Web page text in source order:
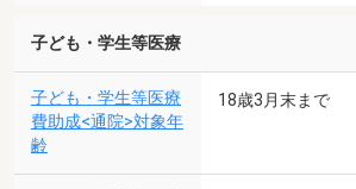
子ども・学生等医療
子ども・学生等医療
費助成<通院>対象年
齢
18歳3月末まで